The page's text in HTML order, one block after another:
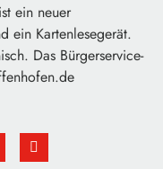
ein neuer
ein Kartenlesegerät.
Das Bürgerservice-